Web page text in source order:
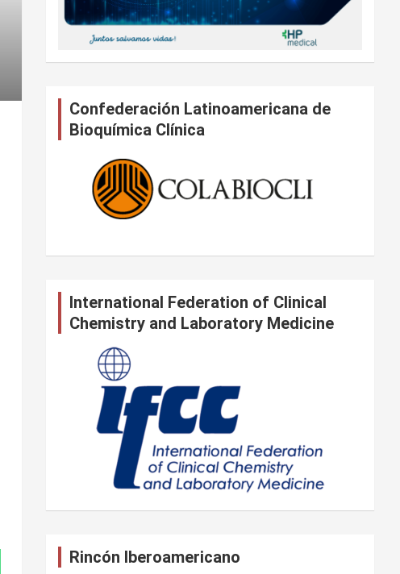
Confederación Latinoamericana de
Bioquímica Clínica
International Federation of Clinical
Chemistry and Laboratory Medicine
Rincón Iberoamericano